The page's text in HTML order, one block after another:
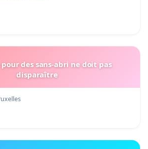
des sans-abri ne doit pas
disparaître